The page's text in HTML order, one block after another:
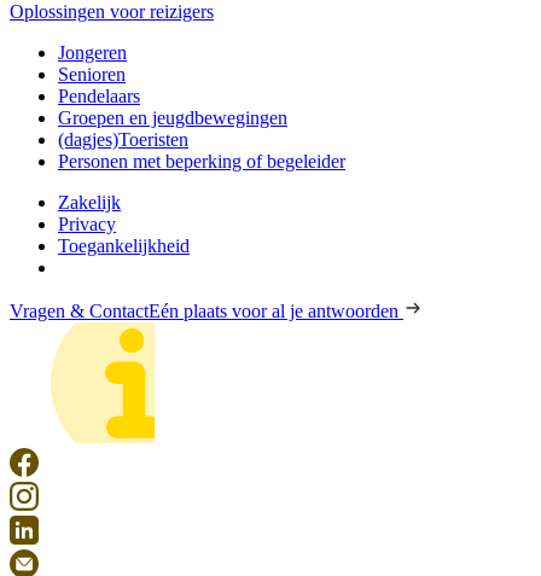
Oplossingen voor reizigers
Jongeren
Senioren
Pendelaars
Groepen en jeugdbewegingen
(dagjes)Toeristen
Personen met beperking of begeleider
Zakelijk
Privacy
Toegankelijkheid
Vragen & ContactEén plaats voor al je antwoorden